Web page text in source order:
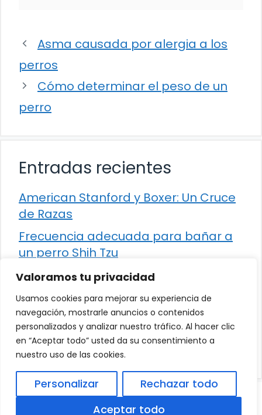
Valoramos tu privacidad
Usamos cookies para mejorar su experiencia de
navegación, mostrarle anuncios o contenidos
personalizados y analizar nuestro tráfico. Al hacer clic
en “Aceptar todo” usted da su consentimiento a
nuestro uso de las cookies.
Personalizar
Rechazar todo
Aceptar todo
Asma causada por alergia a los
perros
Cómo determinar el peso de un
perro
Entradas recientes
American Stanford y Boxer: Un Cruce
de Razas
Frecuencia adecuada para bañar a
un perro Shih Tzu
Comparación entre Apache Storm y
Spark Streaming
Cómo detener la diarrea en un gato
¿Los frutos rojos son seguros para
que los perros los consuman?
Política de Privacidad Aviso Legal|